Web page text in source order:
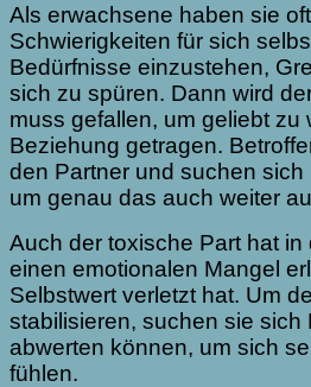
Als erwachsene haben sie
Schwierigkeiten für sich
Bedürfnisse einzustehen,
sich zu spüren. Dann wird
muss gefallen, um geliebt zu
Beziehung getragen.
den Partner und suchen sich
um genau das auch weiter
Auch der toxische Part hat in
einen emotionalen Mangel
Selbstwert verletzt hat. Um
stabilisieren, suchen sie sich
abwerten können, um sich
fühlen.